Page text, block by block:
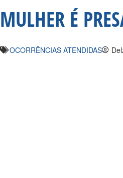
MULHER É
OCORRÊNCIAS ATENDIDAS